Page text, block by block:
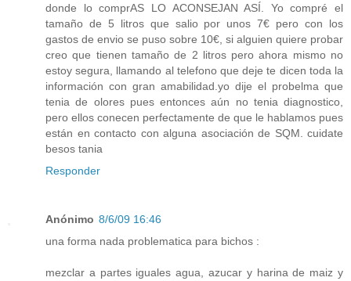
donde lo comprAS LO ACONSEJAN ASÍ. Yo compré el
tamaño de 5 litros que salio por unos 7€ pero con los
gastos de envio se puso sobre 10€, si alguien quiere probar
creo que tienen tamaño de 2 litros pero ahora mismo no
estoy segura, llamando al telefono que deje te dicen toda la
información con gran amabilidad.yo dije el probelma que
tenia de olores pues entonces aún no tenia diagnostico,
pero ellos conecen perfectamente de que le hablamos pues
están en contacto con alguna asociación de SQM. cuidate
besos tania
Responder
Anónimo 8/6/09 16:46
una forma nada problematica para bichos :
mezclar a partes iguales agua, azucar y harina de maiz y